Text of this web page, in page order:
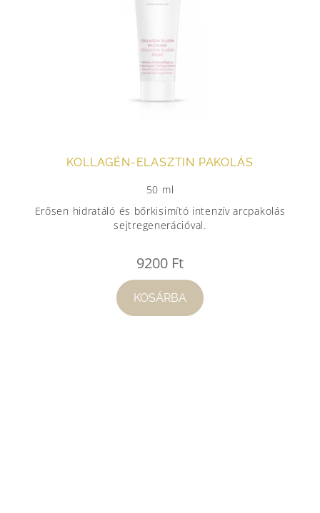
KOLLAGÉN-ELASZTIN PAKOLÁS
50 ml
Erősen hidratáló és bőrkisimító intenzív arcpakolás
sejtregenerációval.
9200 Ft
KOSÁRBA